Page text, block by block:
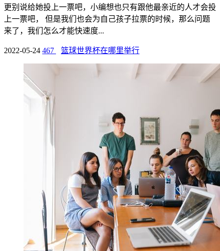
更别说给她投上一票吧，小编想也只有跟他最亲近的人才会投
上一票吧， 但是我们也会为自己孩子拉票的时候，那么问题
来了，我们怎么才能快速度...
2022-05-24 467 篮球世界杯在哪里举行